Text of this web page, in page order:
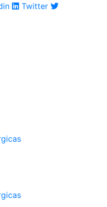
Twitter